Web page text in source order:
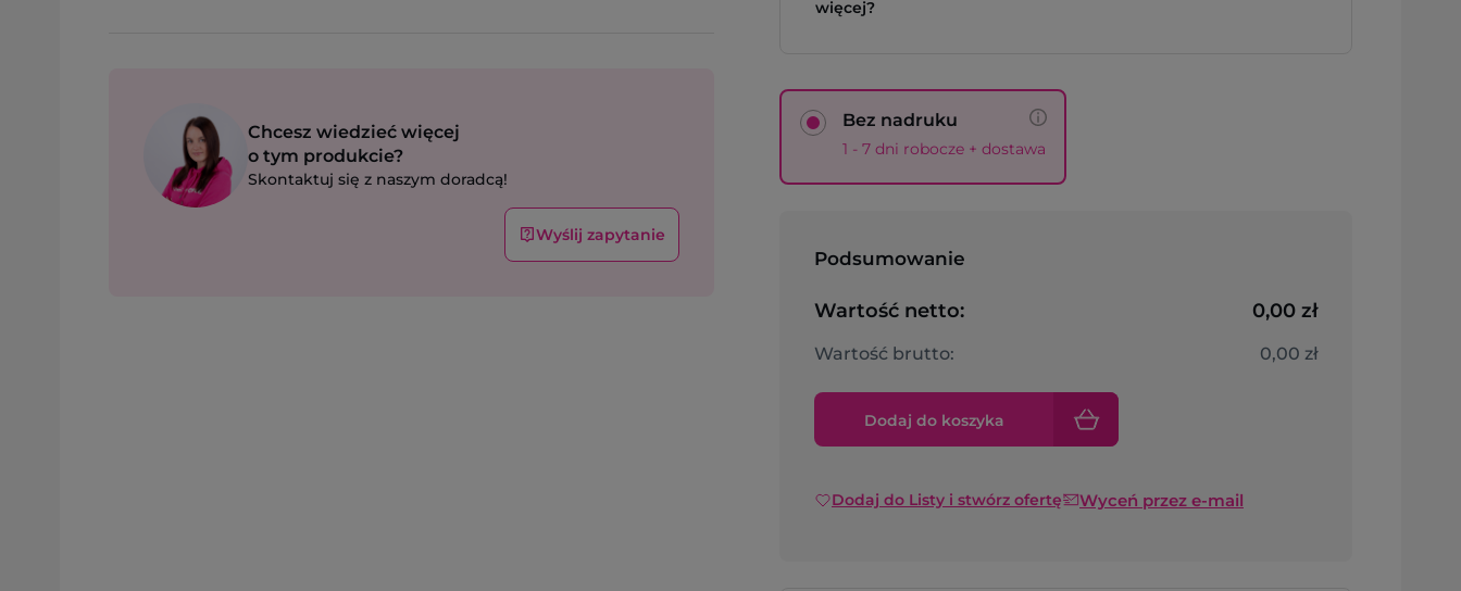
Chcesz wiedzieć więcej
o tym produkcie?
Skontaktuj się z naszym doradcą!
Wyślij zapytanie
więcej?
Bez nadruku
1 - 7 dni robocze + dostawa
Podsumowanie
Wartość netto: 0,00 zł
Wartość brutto: 0,00 zł
Dodaj do koszyka
Dodaj do Listy i stwórz ofertę Wyceń przez e-mail